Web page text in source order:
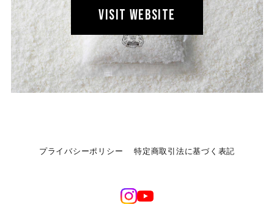
VISIT WEBSITE
プライバシーポリシー 特定商取引法に基づく表記